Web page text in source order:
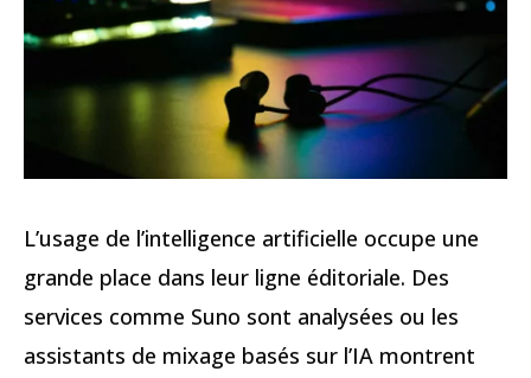
L’usage de l’intelligence artificielle occupe une
grande place dans leur ligne éditoriale. Des
services comme Suno sont analysées ou les
assistants de mixage basés sur l’IA montrent